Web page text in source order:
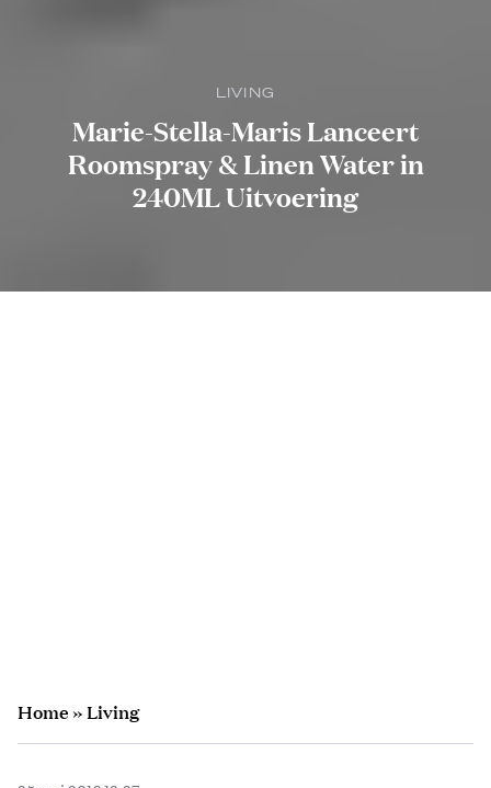
LIVING
Marie-Stella-Maris Lanceert
Roomspray & Linen Water in
240ML Uitvoering
Home»Living